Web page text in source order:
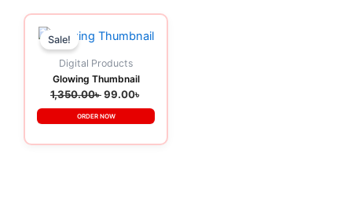
Sale!
Digital Products
Glowing Thumbnail
1,350.00৳
price
1,350.00৳ .
99.00৳
Current
price
ORDER NOW